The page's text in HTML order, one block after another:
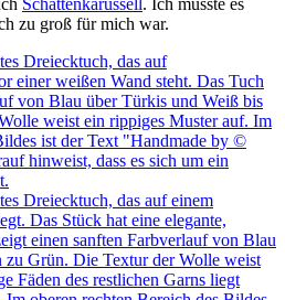
zu groß für mich war.